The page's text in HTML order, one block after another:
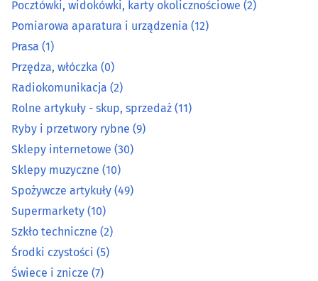
Metalowe artykuły(26)
Mięso, wędliny, drób - detal
Normalia techniczne(3)
Odzież ochronna, robocza i artykuły bhp
Opakowania(24)
Pamiątki, upominki
Papier, tektura(9)
Pocztówki, widokówki, karty okolicznościowe (2)
Pomiarowa aparatura i urządzenia (12)
Prasa (1)
Przędza, włóczka (0)
Radiokomunikacja (2)
Rolne artykuły - skup, sprzedaż (11)
Ryby i przetwory rybne (9)
Sklepy internetowe (30)
Sklepy muzyczne (10)
Spożywcze artykuły (49)
Supermarkety (10)
Szkło techniczne (2)
Środki czystości (5)
Świece i znicze (7)